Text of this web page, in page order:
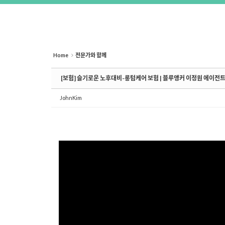
Home 전문가와 함께
[보험] 슬기로운 노후대비-롱텀케어 보험 | 블루앵커 이정원 에이전트
JohnKim